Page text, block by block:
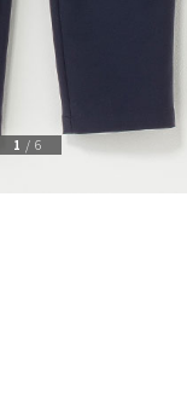
1 / 6